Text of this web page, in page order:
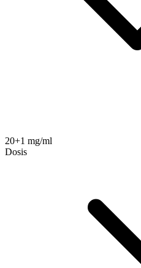
20+1 mg/ml
Dosis